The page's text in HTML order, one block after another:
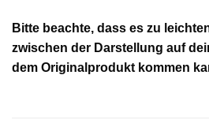
Bitte beachte, dass es zu
zwischen der Darstellung auf
dem Originalprodukt kommen